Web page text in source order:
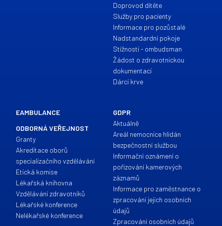
Doprovod dítěte
Služby pro pacienty
Informace pro pozůstalé
Nadstandardní pokoje
Stížnosti - ombudsman
Žádost o zdravotnickou
dokumentaci
Dárci krve
EAMBULANCE
ODBORNÁ VEŘEJNOST
Granty
Akreditace oborů
specializačního vzdělávání
Etická komise
Lékařská knihovna
Vzdělávání zdravotníků
Lékařské konference
Nelékařské konference
GDPR
Aktuálně
Areál nemocnice hlídán
bezpečnostní službou
Informační oznámení o
pořízování kamerových
záznamů
Informace pro zaměstnance o
zpracování jejich osobních
údajů
Zpracování osobních údajů